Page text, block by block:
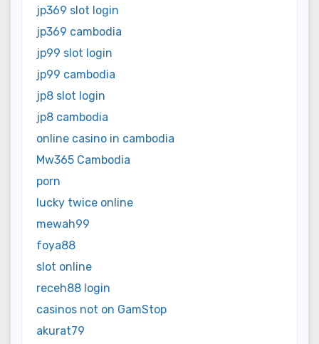
jp369 slot login
jp369 cambodia
jp99 slot login
jp99 cambodia
jp8 slot login
jp8 cambodia
online casino in cambodia
Mw365 Cambodia
porn
lucky twice online
mewah99
foya88
slot online
receh88 login
casinos not on GamStop
akurat79